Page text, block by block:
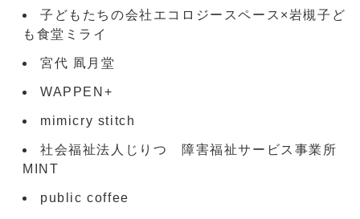
子どもたちの会社エコロジースペース×岩槻子ど
も食堂ミライ
宮代 凮月堂
WAPPEN+
mimicry stitch
社会福祉法人じりつ 障害福祉サービス事業所
MINT
public coffee